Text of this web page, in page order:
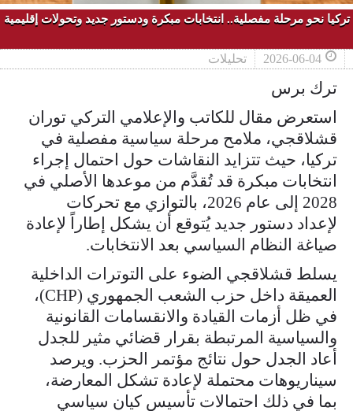
تركيا نحو مرحلة مفصلية.. انتخابات مبكرة ودستور جديد وتحولات إقليمية
2026-06-04 تحليلات
ترك برس
استعرض مقال للكاتب والإعلامي التركي توران
قشلاقجي، ملامح مرحلة سياسية مفصلية في
تركيا، حيث تتزايد النقاشات حول احتمال إجراء
انتخابات مبكرة قد تُقدَّم من موعدها الأصلي في
2028 إلى عام 2026، بالتوازي مع تحركات
لإعداد دستور جديد يُتوقع أن يشكل إطاراً لإعادة
صياغة النظام السياسي بعد الانتخابات.
يسلط قشلاقجي الضوء على التوترات الداخلية
العميقة داخل حزب الشعب الجمهوري (CHP)،
في ظل أزمات القيادة والانقسامات القانونية
والسياسية المرتبطة بقرار قضائي مثير للجدل
أعاد الجدل حول نتائج مؤتمر الحزب. ويرصد
سيناريوهات محتملة لإعادة تشكل المعارضة،
بما في ذلك احتمالات تأسيس كيان سياسي